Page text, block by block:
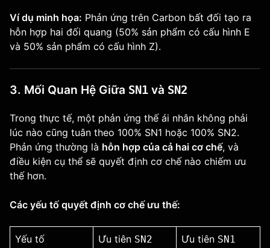
Ví dụ minh họa: Phản ứng trên Carbon bất đối tạo ra
hỗn hợp hai đối quang (50% sản phẩm có cấu hình E
và 50% sản phẩm có cấu hình Z).
3. Mối Quan Hệ Giữa SN1 và SN2
Trong thực tế, một phản ứng thế ái nhân không phải
lúc nào cũng tuân theo 100% SN1 hoặc 100% SN2.
Phản ứng thường là hỗn hợp của cả hai cơ chế, và
điều kiện cụ thể sẽ quyết định cơ chế nào chiếm ưu
thế hơn.
Các yếu tố quyết định cơ chế ưu thế:
Yếu tố Ưu tiên SN2 Ưu tiên SN1